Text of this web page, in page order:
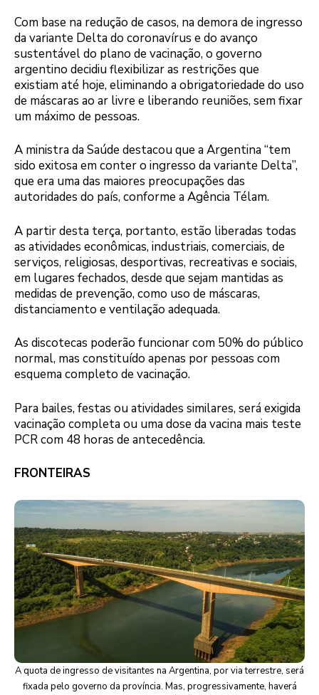
Com base na redução de casos, na demora de ingresso
da variante Delta do coronavírus e do avanço
sustentável do plano de vacinação, o governo
argentino decidiu flexibilizar as restrições que
existiam até hoje, eliminando a obrigatoriedade do uso
de máscaras ao ar livre e liberando reuniões, sem fixar
um máximo de pessoas.
A ministra da Saúde destacou que a Argentina “tem
sido exitosa em conter o ingresso da variante Delta”,
que era uma das maiores preocupações das
autoridades do país, conforme a Agência Télam.
A partir desta terça, portanto, estão liberadas todas
as atividades econômicas, industriais, comerciais, de
serviços, religiosas, desportivas, recreativas e sociais,
em lugares fechados, desde que sejam mantidas as
medidas de prevenção, como uso de máscaras,
distanciamento e ventilação adequada.
As discotecas poderão funcionar com 50% do público
normal, mas constituído apenas por pessoas com
esquema completo de vacinação.
Para bailes, festas ou atividades similares, será exigida
vacinação completa ou uma dose da vacina mais teste
PCR com 48 horas de antecedência.
FRONTEIRAS
A quota de ingresso de visitantes na Argentina, por via terrestre, será
fixada pelo governo da província. Mas, progressivamente, haverá